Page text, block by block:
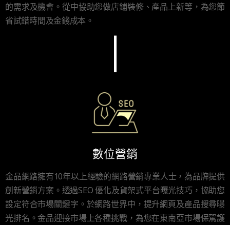
的需求及機會。從中協助您做店鋪裝修、產品上新等，為您節
省試錯時間及金錢成本。
I
數位營銷
金品網路擁有10年以上經驗的網路營銷專業人士，為品牌提供
創新營銷方案。透過SEO 優化及貨架式平台曝光技巧，協助您
設定符合市場關鍵字。於網路世界中，提升網頁及產品搜尋曝
光排名。金品迎接市場上各種挑戰，為您在東南亞市場保駕護